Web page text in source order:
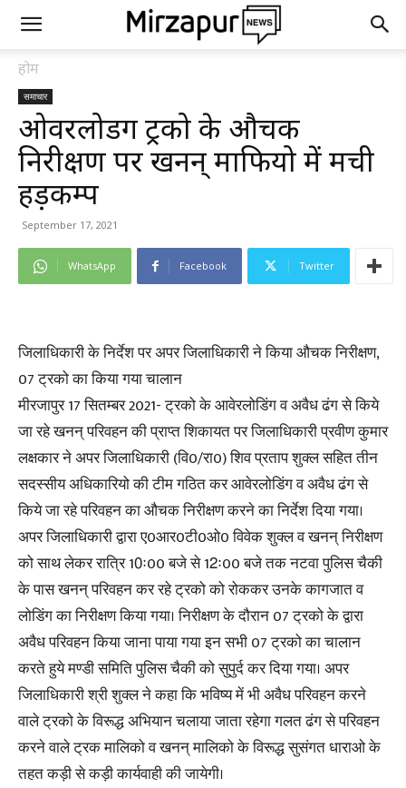
होम
समाचार
ओवरलोडिंग ट्रको के औचक
निरीक्षण पर खनन् माफियो में मची
हड़कम्प
September 17, 2021
WhatsApp Facebook Twitter
जिलाधिकारी के निर्देश पर अपर जिलाधिकारी ने किया औचक निरीक्षण,
07 ट्रको का किया गया चालान
मीरजापुर 17 सितम्बर 2021- ट्रको के आवेरलोडिंग व अवैध ढंग से किये
जा रहे खनन् परिवहन की प्राप्त शिकायत पर जिलाधिकारी प्रवीण कुमार
लक्षकार ने अपर जिलाधिकारी (वि0/रा0) शिव प्रताप शुक्ल सहित तीन
सदस्सीय अधिकारियो की टीम गठित कर आवेरलोडिंग व अवैध ढंग से
किये जा रहे परिवहन का औचक निरीक्षण करने का निर्देश दिया गया।
अपर जिलाधिकारी द्वारा ए0आर0टी0ओ0 विवेक शुक्ल व खनन् निरीक्षण
को साथ लेकर रात्रि 10ः00 बजे से 12ः00 बजे तक नटवा पुलिस चैकी
के पास खनन् परिवहन कर रहे ट्रको को रोककर उनके कागजात व
लोडिंग का निरीक्षण किया गया। निरीक्षण के दौरान 07 ट्रको के द्वारा
अवैध परिवहन किया जाना पाया गया इन सभी 07 ट्रको का चालान
करते हुये मण्डी समिति पुलिस चैकी को सुपुर्द कर दिया गया। अपर
जिलाधिकारी श्री शुक्ल ने कहा कि भविष्य में भी अवैध परिवहन करने
वाले ट्रको के विरूद्ध अभियान चलाया जाता रहेगा गलत ढंग से परिवहन
करने वाले ट्रक मालिको व खनन् मालिको के विरूद्ध सुसंगत धाराओ के
तहत कड़ी से कड़ी कार्यवाही की जायेगी।